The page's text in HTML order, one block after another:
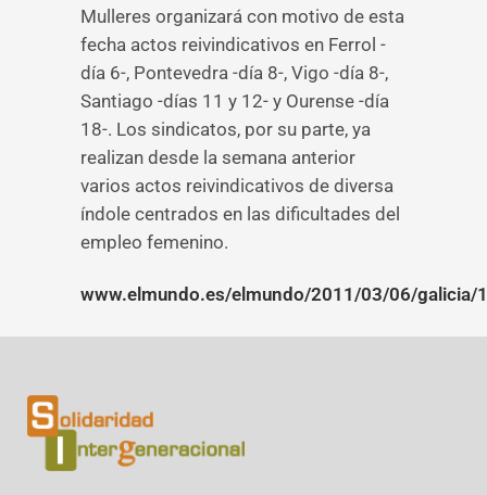
Mulleres organizará con motivo de esta
fecha actos reivindicativos en Ferrol -
día 6-, Pontevedra -día 8-, Vigo -día 8-,
Santiago -días 11 y 12- y Ourense -día
18-. Los sindicatos, por su parte, ya
realizan desde la semana anterior
varios actos reivindicativos de diversa
índole centrados en las dificultades del
empleo femenino.
www.elmundo.es/elmundo/2011/03/06/galicia/